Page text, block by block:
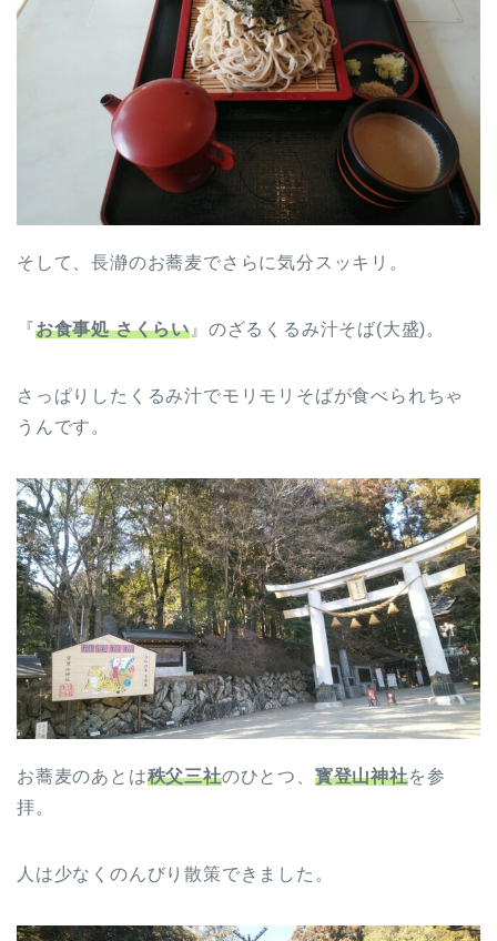
そして、長瀞のお蕎麦でさらに気分スッキリ。
『お食事処 さくらい 』のざるくるみ汁そば(大盛)。
さっぱりしたくるみ汁でモリモリそばが食べられちゃ
うんです。
お蕎麦のあとは秩父三社のひとつ、 寳登山神社を参
拝。
人は少なくのんびり散策できました。